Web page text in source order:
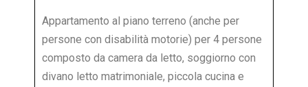
Appartamento al piano terreno (anche per
persone con disabilità motorie) per 4 persone
composto da camera da letto, soggiorno con
divano letto matrimoniale, piccola cucina e